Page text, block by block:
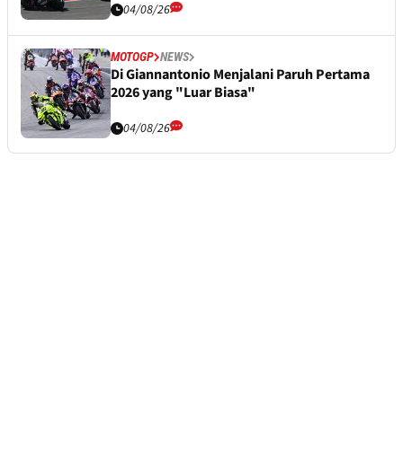
04/08/26
MOTOGP NEWS
Di Giannantonio Menjalani Paruh Pertama
2026 yang "Luar Biasa"
04/08/26